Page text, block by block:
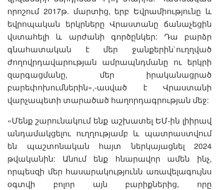
որոշում 2017թ. մարտից, երբ Եվրամիությունը և
եվրոպական երկրները Վրաստանը ճանաչեցին
վստահելի և արժանի գործընկեր: Դա բարձր
գնահատական է մեր ջանքերին`ուղղված
ժողովրդավարության ամրապնդմանը ու երկրի
զարգացմանը, մեր իրականացրած
բարեփոխումներին»,-ասված է Վրաստանի
վարչապետի տարածած հաղորդագրության մեջ:
«Մենք շարունակում ենք աշխատել ԵՄ-ին լիիրավ
անդամակցելու ուղղությամբ և պատրաստվում
են պաշտոնական հայտ ներկայացնել 2024
թվականին: Անում ենք հնարավոր ամեն ինչ,
որպեսզի մեր հասարակությունն առավելագույնս
օգտվի բոլոր այն բարիքներից, որը